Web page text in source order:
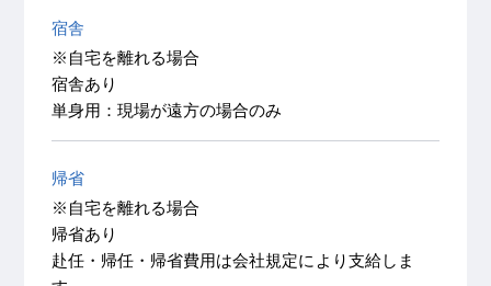
宿舎
※自宅を離れる場合
宿舎あり
単身用：現場が遠方の場合のみ
帰省
※自宅を離れる場合
帰省あり
赴任・帰任・帰省費用は会社規定により支給しま